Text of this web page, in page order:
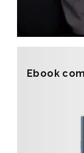
Ebook